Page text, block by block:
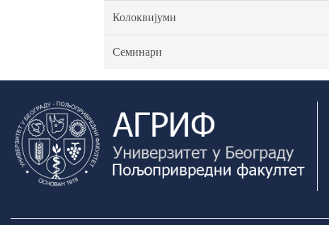
Колоквијуми
Семинари